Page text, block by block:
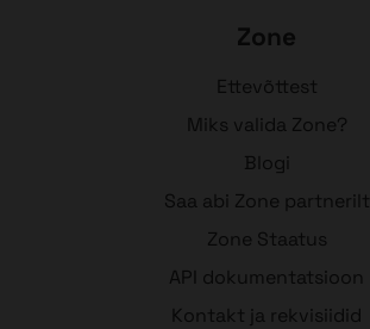
Zone
Ettevõttest
Miks valida Zone?
Blogi
Saa abi Zone partnerilt
Zone Staatus
API dokumentatsioon
Kontakt ja rekvisiidid